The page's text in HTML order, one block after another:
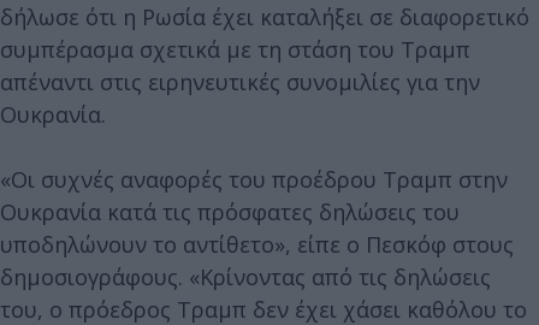
δήλωσε ότι η Ρωσία έχει καταλήξει σε διαφορετικό
συμπέρασμα σχετικά με τη στάση του Τραμπ
απέναντι στις ειρηνευτικές συνομιλίες για την
Ουκρανία.
«Οι συχνές αναφορές του προέδρου Τραμπ στην
Ουκρανία κατά τις πρόσφατες δηλώσεις του
υποδηλώνουν το αντίθετο», είπε ο Πεσκόφ στους
δημοσιογράφους. «Κρίνοντας από τις δηλώσεις
του, ο πρόεδρος Τραμπ δεν έχει χάσει καθόλου το